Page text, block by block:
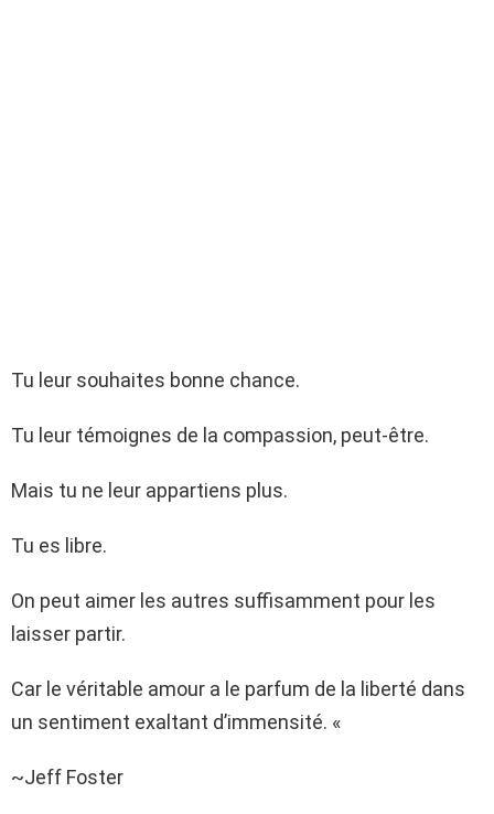
Tu leur souhaites bonne chance.
Tu leur témoignes de la compassion, peut-être.
Mais tu ne leur appartiens plus.
Tu es libre.
On peut aimer les autres suffisamment pour les
laisser partir.
Car le véritable amour a le parfum de la liberté dans
un sentiment exaltant d’immensité. «
~Jeff Foster